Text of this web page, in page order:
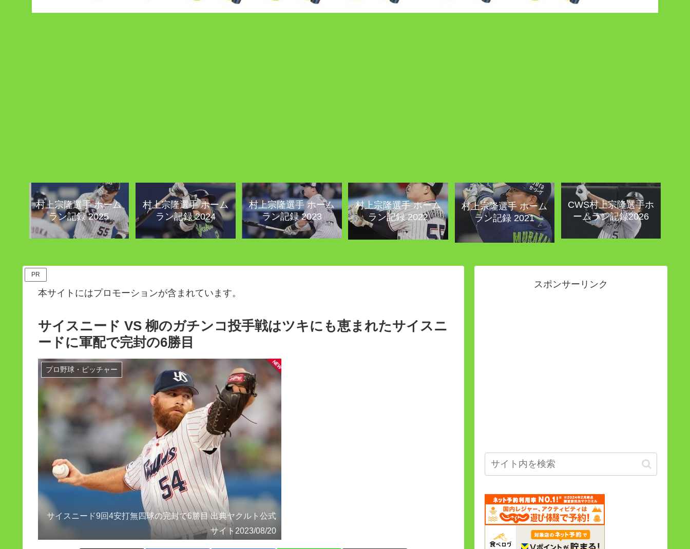
村上宗隆選手 ホーム
ラン記録 2025
村上宗隆選手 ホーム
ラン記録 2024
村上宗隆選手 ホーム
ラン記録 2023
村上宗隆選手 ホーム
ラン記録 2022
村上宗隆選手 ホーム
ラン記録 2021
CWS村上宗隆選手ホ
ームラン記録2026
PR
本サイトにはプロモーションが含まれています。
サイスニード VS 柳のガチンコ投手戦はツキにも恵まれたサイスニ
ードに軍配で完封の6勝目
プロ野球・ピッチャー
サイスニード9回4安打無四球の完封で6勝目 出典ヤクルト公式
サイト2023/08/20
スポンサーリンク